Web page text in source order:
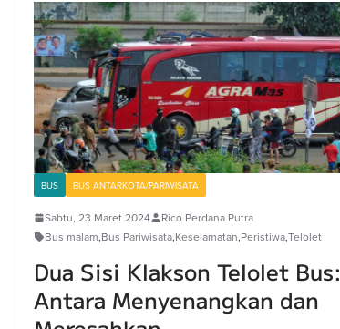
BUS BUS ANTARKOTA/PARIWISATA
Sabtu, 23 Maret 2024
Rico Perdana Putra
Bus malam,Bus Pariwisata,Keselamatan,Peristiwa,Telolet
Dua Sisi Klakson Telolet Bus:
Antara Menyenangkan dan